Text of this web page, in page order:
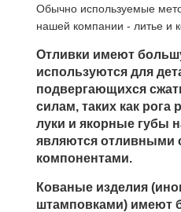
Аксессуары для кранов
Обычно используемые
нашей компании - литье и
Отливки имеют
используются для
подвергающихся
силам, таких как рога
луки и якорные губы
являются отливными
компонентами.
Кованые изделия
штамповками) имеют